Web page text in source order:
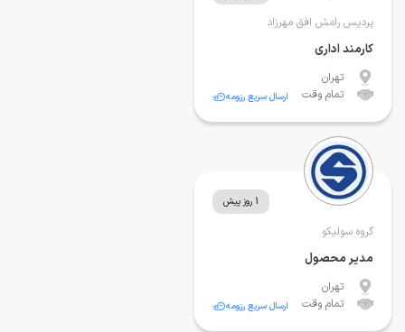
پردیس رامش افق مهرزاد
کارمند اداری
تهران
تمام وقت
ارسال سریع رزومه
1 روز پیش
گروه سولیکو
مدیر محصول
تهران
تمام وقت
ارسال سریع رزومه